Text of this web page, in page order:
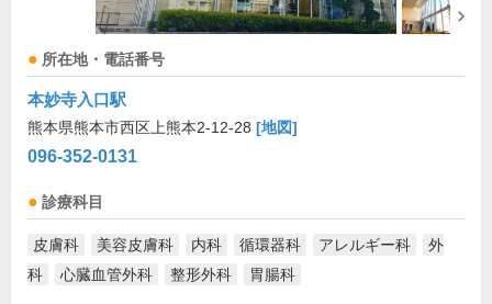
所在地・電話番号
本妙寺入口駅
熊本県熊本市西区上熊本2-12-28 [地図]
096-352-0131
診療科目
皮膚科 美容皮膚科 内科 循環器科 アレルギー科
外
科
心臓血管外科 整形外科 胃腸科